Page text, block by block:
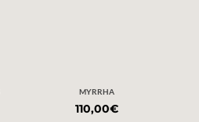
MYRRHA
110,00€